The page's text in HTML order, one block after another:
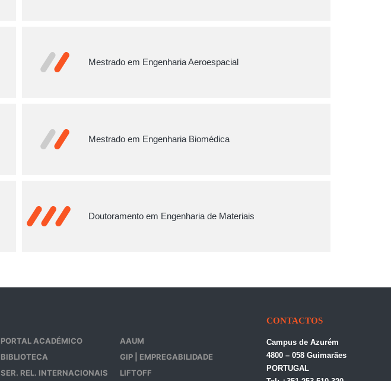
Mestrado em Engenharia Aeroespacial
Mestrado em Engenharia Biomédica
Doutoramento em Engenharia de Materiais
PORTAL ACADÉMICO
AAUM
BIBLIOTECA
GIP | EMPREGABILIDADE
SER. REL. INTERNACIONAIS LIFTOFF
CONTACTOS
Campus de Azurém
4800 – 058 Guimarães
PORTUGAL